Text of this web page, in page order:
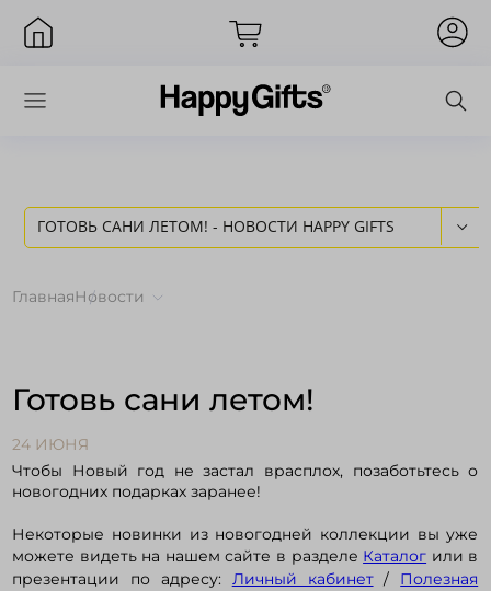
ГОТОВЬ САНИ ЛЕТОМ! - НОВОСТИ HAPPY GIFTS
ГлавнаяНовости
Готовь сани летом!
24 ИЮНЯ
Чтобы Новый год не застал врасплох, позаботьтесь о
новогодних подарках заранее!
Некоторые новинки из новогодней коллекции вы уже
можете видеть на нашем сайте в разделе Каталог или в
презентации по адресу: Личный кабинет/ Полезная
Вход
Запомнить меня Забыли пароль?
Войти в кабинет